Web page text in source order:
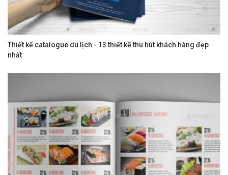
Thiết kế catalogue du lịch - 13 thiết kế thu hút khách hàng đẹp
nhất